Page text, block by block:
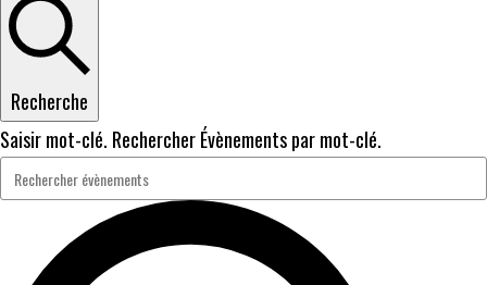
Recherche
Saisir mot-clé. Rechercher Évènements par mot-clé.